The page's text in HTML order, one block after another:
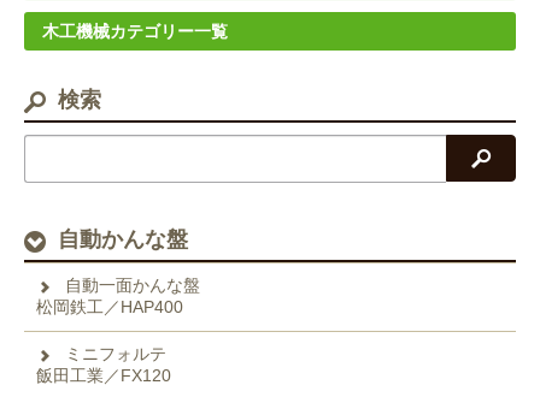
木工機械カテゴリー一覧
検索
検索
自動かんな盤
自動一面かんな盤
松岡鉄工／HAP400
ミニフォルテ
飯田工業／FX120